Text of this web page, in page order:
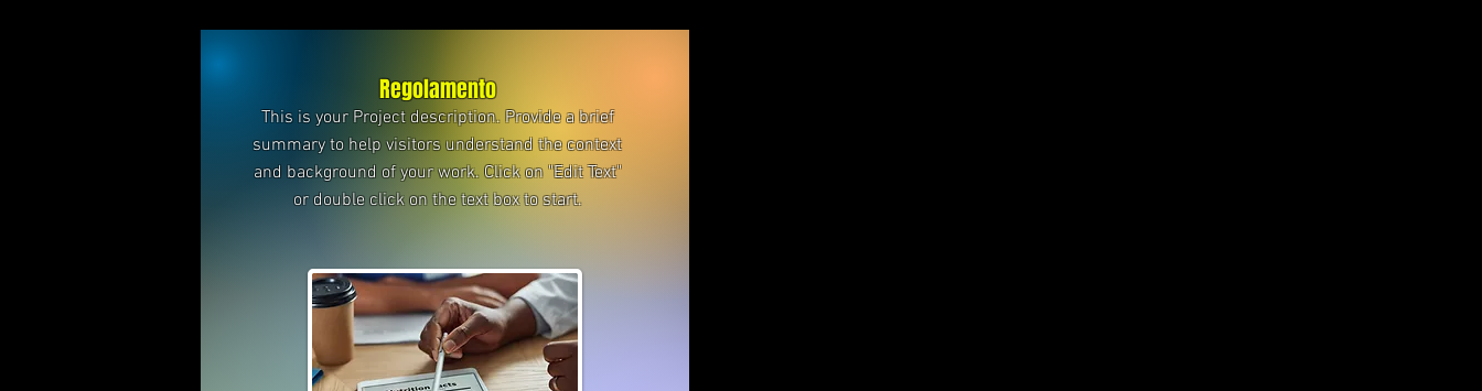
Regolamento
This is your Project description. Provide a brief
summary to help visitors understand the context
and background of your work. Click on "Edit Text"
or double click on the text box to start.